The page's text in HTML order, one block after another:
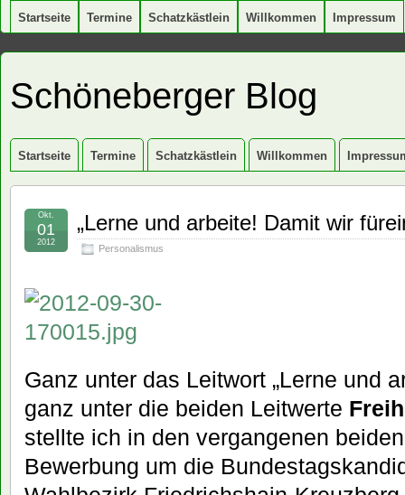
Startseite Termine Schatzkästlein Willkommen Impressum
Schöneberger Blog
Startseite Termine Schatzkästlein Willkommen
„Lerne und arbeite! Damit wir
Personalismus
Okt.
01
2012
Ganz unter das Leitwort „Lerne und
ganz unter die beiden Leitwerte
stellte ich in den vergangenen
Bewerbung um die